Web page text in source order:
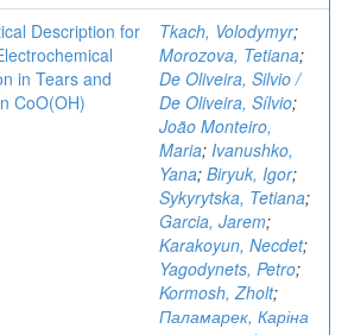
Description for
in Tears and
CoO(OH)
Tkach, Volodymyr;
Morozova, Tetiana;
De Oliveira, Silvio /
De Oliveira, Sílvio;
João Monteiro,
Maria; Ivanushko,
Yana; Biryuk, Igor;
Sykyrytska, Tetiana;
Garcia, Jarem;
Karakoyun, Necdet;
Yagodynets, Petro;
Kormosh, Zholt;
Паламарек, Каріна